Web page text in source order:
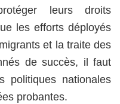
leurs droits
les efforts déployés
et la traite des
de succès, il faut
politiques nationales
probantes.